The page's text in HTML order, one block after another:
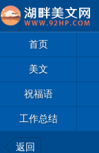
首页
美文
祝福语
工作总结
返回